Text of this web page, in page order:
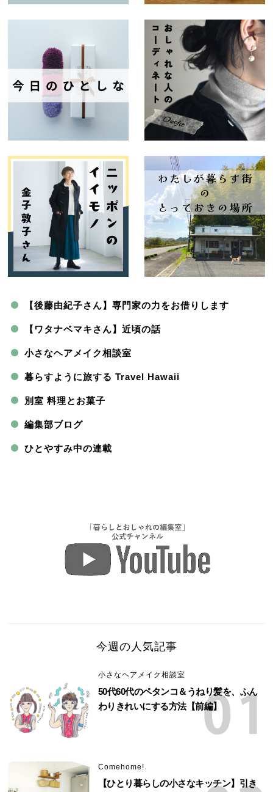
【後藤由紀子さん】専門家の力をお借りします
【ワタナベマキさん】近頃の話
小さなヘアメイク相談室
暮らすように旅する Travel Hawaii
別室 料理とお菓子
編集部ブログ
ひとやすみ中の連載
今週の人気記事
小さなヘアメイク相談室
50代60代のペタンコ＆うねり髪を、ふん
わりきれいにする方法【前編】
Comehome!
【ひとり暮らしの小さなキッチン】引き